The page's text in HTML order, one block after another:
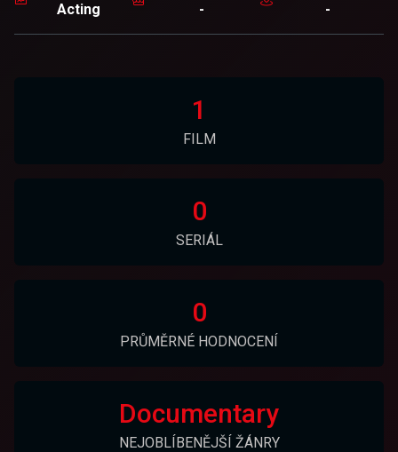
Acting - -
1
FILM
0
SERIÁL
0
PRŮMĚRNÉ HODNOCENÍ
Documentary
NEJOBLÍBENĚJŠÍ ŽÁNRY